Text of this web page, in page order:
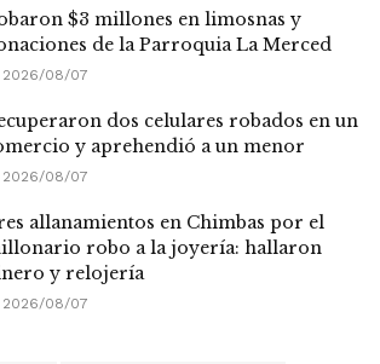
$3 millones en limosnas y
de la Parroquia La Merced
2026/08/07
dos celulares robados en un
y aprehendió a un menor
2026/08/07
allanamientos en Chimbas por el
robo a la joyería: hallaron
y relojería
2026/08/07